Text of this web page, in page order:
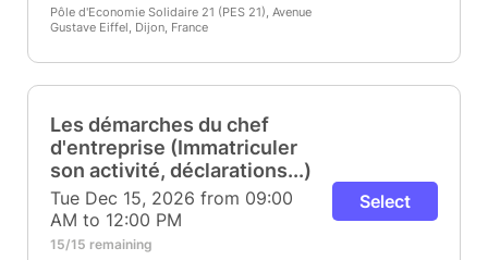
Pôle d'Economie Solidaire 21 (PES 21), Avenue
Gustave Eiffel, Dijon, France
Les démarches du chef
d'entreprise (Immatriculer
son activité, déclarations...)
Tue Dec 15, 2026 from 09:00
AM to 12:00 PM
15/15 remaining
Select